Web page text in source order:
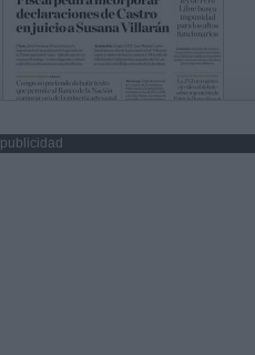
publicidad